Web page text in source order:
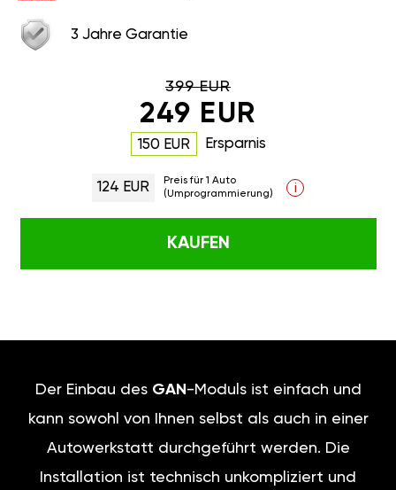
3 Jahre Garantie
399 EUR
249 EUR
150 EUR Ersparnis
124 EUR
Preis für 1 Auto
(Umprogrammierung)
i
KAUFEN
Der Einbau des GAN -Moduls ist einfach und
kann sowohl von Ihnen selbst als auch in einer
Autowerkstatt durchgeführt werden. Die
Installation ist technisch unkompliziert und